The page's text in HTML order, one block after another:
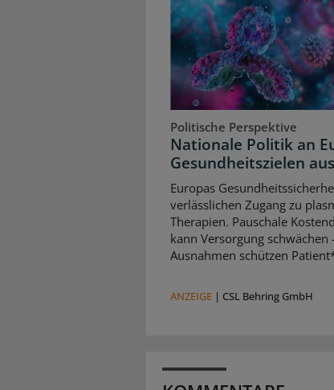
Politische Perspektive
Nationale Politik an
Gesundheitszielen
Europas
verlässlichen Zugang zu
Therapien. Pauschale
kann Versorgung schwächen
Ausnahmen schützen
ANZEIGE | CSL Behring GmbH